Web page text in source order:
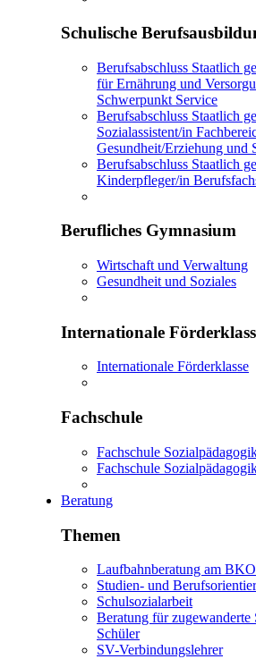
Schulische
Berufsabschluss Staatlich
für Ernährung und
Schwerpunkt Service
Berufsabschluss Staatlich
Sozialassistent/in
Gesundheit/Erziehung und
Berufsabschluss Staatlich
Kinderpfleger/in
Berufliches Gymnasium
Wirtschaft und Verwaltung
Gesundheit und Soziales
Internationale
Internationale Förderklasse
Fachschule
Fachschule
Fachschule
Beratung
Themen
Laufbahnberatung am BKO
Studien- und
Schulsozialarbeit
Beratung für zugewanderte
Schüler
SV-Verbindungslehrer